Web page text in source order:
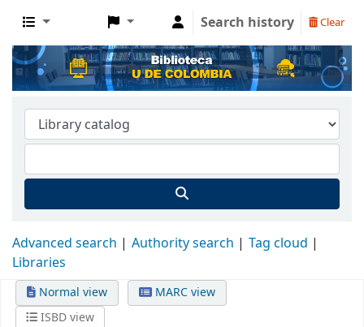
Search history Clear
Advanced search Authority search
Tag cloud
Libraries
Normal view
MARC view
ISBD view